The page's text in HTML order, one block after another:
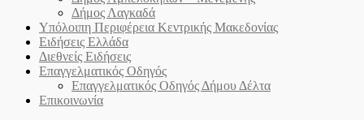
Δήμος Λαγκαδά
Υπόλοιπη Περιφέρεια Κεντρικής Μακεδονίας
Ειδήσεις Ελλάδα
Διεθνείς Ειδήσεις
Επαγγελματικός Οδηγός
Επαγγελματικός Οδηγός Δήμου Δέλτα
Επικοινωνία